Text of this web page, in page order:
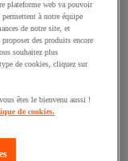
billets
plateforme web va pouvoir
à notre équipe
de notre site, et
des produits encore
souhaitez plus
de cookies, cliquez sur
êtes le bienvenu aussi !
de cookies.